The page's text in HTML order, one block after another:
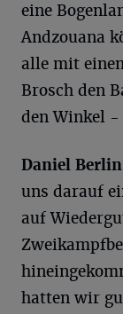
eine
Andzouana
alle mit
Brosch den
den Winkel -
Daniel
uns darauf
auf
hatten wir